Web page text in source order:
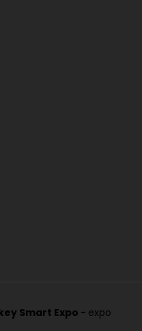
Smart Expo - expo